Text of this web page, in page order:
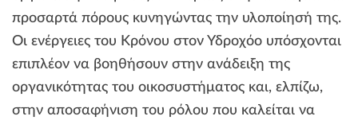
προσαρτά πόρους κυνηγώντας την υλοποίησή της.
Οι ενέργειες του Κρόνου στον Υδροχόο υπόσχονται
επιπλέον να βοηθήσουν στην ανάδειξη της
οργανικότητας του οικοσυστήματος και, ελπίζω,
στην αποσαφήνιση του ρόλου που καλείται να